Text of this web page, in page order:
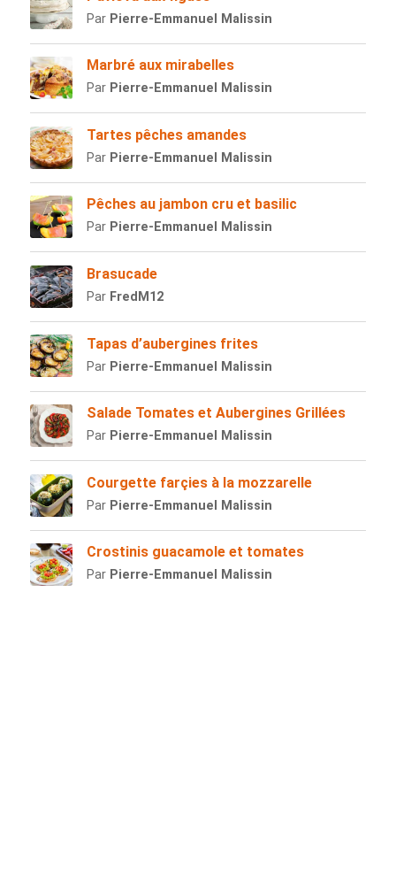
Par Pierre-Emmanuel Malissin
Marbré aux mirabelles
Par Pierre-Emmanuel Malissin
Tartes pêches amandes
Par Pierre-Emmanuel Malissin
Pêches au jambon cru et basilic
Par Pierre-Emmanuel Malissin
Brasucade
Par FredM12
Tapas d’aubergines frites
Par Pierre-Emmanuel Malissin
Salade Tomates et Aubergines Grillées
Par Pierre-Emmanuel Malissin
Courgette farçies à la mozzarelle
Par Pierre-Emmanuel Malissin
Crostinis guacamole et tomates
Par Pierre-Emmanuel Malissin